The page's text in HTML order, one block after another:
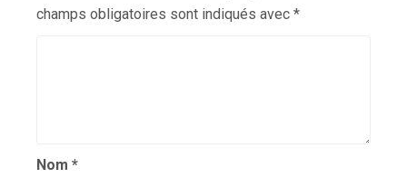
champs obligatoires sont indiqués avec *
Nom *